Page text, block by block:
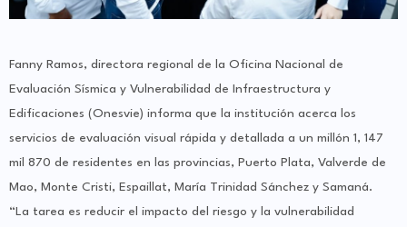
Fanny Ramos, directora regional de la Oficina Nacional de
Evaluación Sísmica y Vulnerabilidad de Infraestructura y
Edificaciones (Onesvie) informa que la institución acerca los
servicios de evaluación visual rápida y detallada a un millón 1, 147
mil 870 de residentes en las provincias, Puerto Plata, Valverde de
Mao, Monte Cristi, Espaillat, María Trinidad Sánchez y Samaná.
“La tarea es reducir el impacto del riesgo y la vulnerabilidad